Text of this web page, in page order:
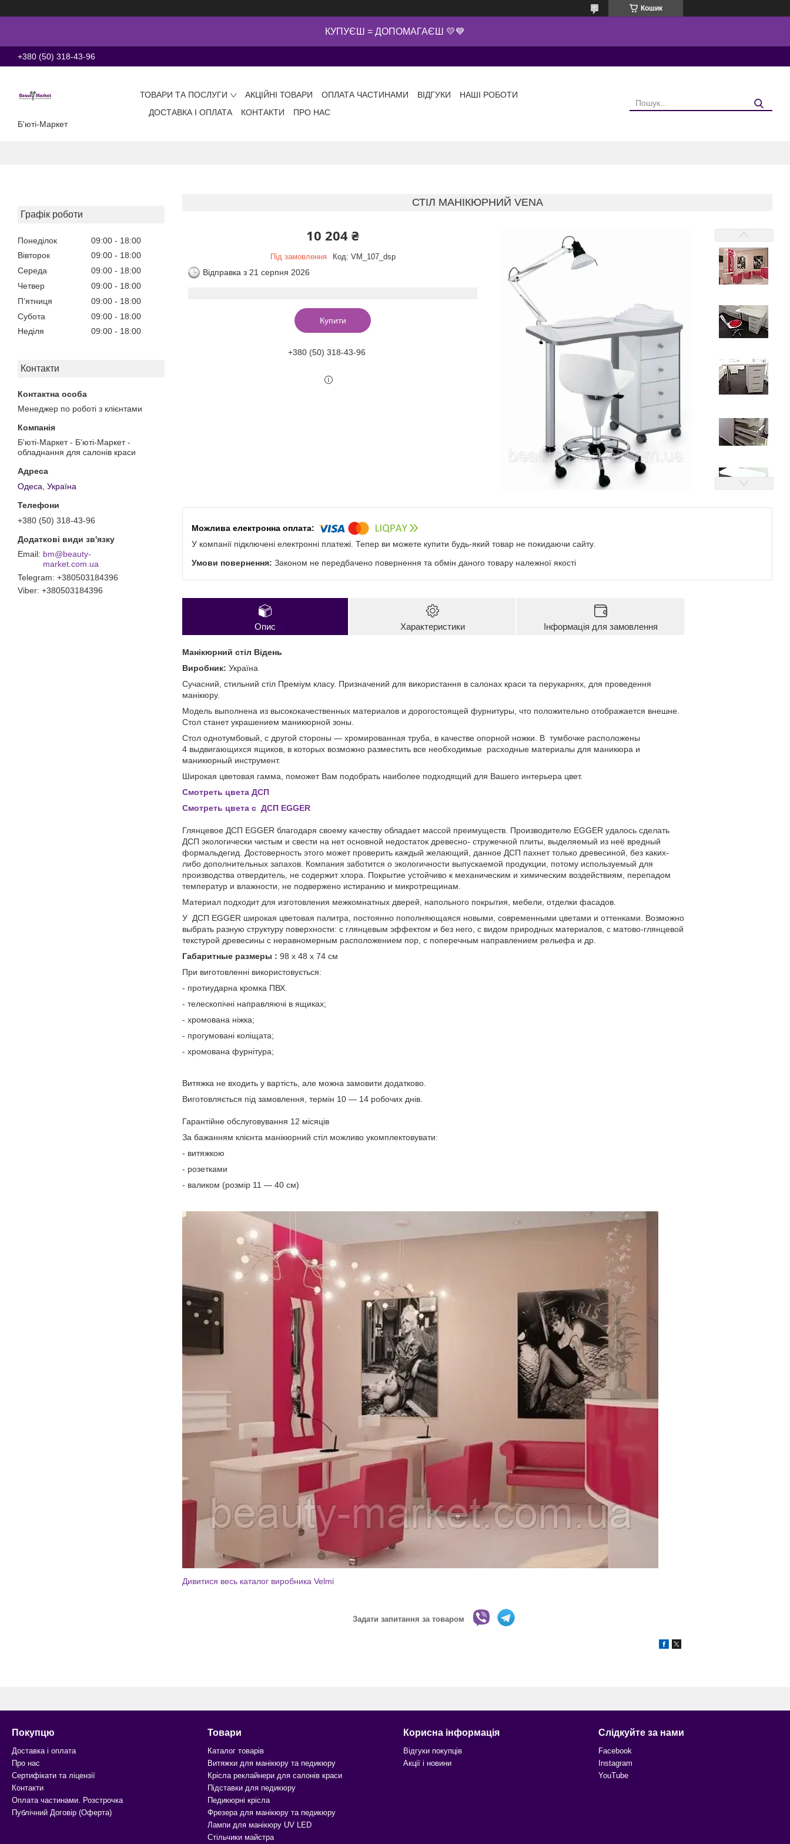
Кошик
КУПУЄШ = ДОПОМАГАЄШ 💛💙
+380 (50) 318-43-96
Б'юті-Маркет
ТОВАРИ ТА ПОСЛУГИ АКЦІЙНІ ТОВАРИ ОПЛАТА ЧАСТИНАМИ ВІДГУКИ
НАШІ РОБОТИ
ДОСТАВКА І ОПЛАТА
КОНТАКТИ ПРО НАС
Графік роботи
Понеділок 09:00
18:00
Вівторок
09:00
18:00
Середа
09:00
18:00
Четвер
09:00
18:00
Пʼятниця
09:00
18:00
Субота
09:00
18:00
Неділя
09:00 18:00
Контакти
Менеджер по роботі з клієнтами
Б'юті-Маркет - Б'юті-Маркет -
обладнання для салонів краси
Одеса, Україна
+380 (50) 318-43-96
bm@beauty-
market.com.ua
Telegram +380503184396
Viber +380503184396
СТІЛ МАНІКЮРНИЙ VENA
10 204 ₴
Під замовлення Код: VM_107_dsp
Відправка з 21 серпня 2026
Купити
+380 (50) 318-43-96
У компанії підключені електронні платежі. Тепер ви можете купити будь-який товар не покидаючи сайту.
Законом не передбачено повернення та обмін даного товару належної якості
Опис Характеристики Інформація для замовлення
Манікюрний стіл Відень
Виробник: Україна
Сучасний, стильний стіл Преміум класу. Призначений для використання в салонах краси та перукарнях, для проведення
манікюру.
Модель выполнена из высококачественных материалов и дорогостоящей фурнитуры, что положительно отображается внешне.
Стол станет украшением маникюрной зоны.
Стол однотумбовый, с другой стороны ― хромированная труба, в качестве опорной ножки. В тумбочке расположены
4 выдвигающихся ящиков, в которых возможно разместить все необходимые расходные материалы для маникюра и
маникюрный инструмент.
Широкая цветовая гамма, поможет Вам подобрать наиболее подходящий для Вашего интерьера цвет.
Смотреть цвета ДСП
Смотреть цвета с ДСП EGGER
Глянцевое ДСП EGGER благодаря своему качеству обладает массой преимуществ. Производителю EGGER удалось сделать
ДСП экологически чистым и свести на нет основной недостаток древесно- стружечной плиты, выделяемый из неё вредный
формальдегид. Достоверность этого может проверить каждый желающий, данное ДСП пахнет только древесиной, без каких-
либо дополнительных запахов. Компания заботится о экологичности выпускаемой продукции, потому используемый для
производства отвердитель, не содержит хлора. Покрытие устойчиво к механическим и химическим воздействиям, перепадом
температур и влажности, не подвержено истиранию и микротрещинам.
Материал подходит для изготовления межкомнатных дверей, напольного покрытия, мебели, отделки фасадов.
У ДСП EGGER широкая цветовая палитра, постоянно пополняющаяся новыми, современными цветами и оттенками. Возможно
выбрать разную структуру поверхности: с глянцевым эффектом и без него, с видом природных материалов, с матово-глянцевой
текстурой древесины с неравномерным расположением пор, с поперечным направлением рельефа и др.
Габаритные размеры : 98 x 48 x 74 cм
При виготовленні використовується:
- протиударна кромка ПВХ.
- телескопічні направляючі в ящиках;
- хромована ніжка;
- прогумовані коліщата;
- хромована фурнітура;
Витяжка не входить у вартість, але можна замовити додатково.
Виготовляється під замовлення, термін 10 ― 14 робочих днів.
Гарантійне обслуговування 12 місяців
За бажанням клієнта манікюрний стіл можливо укомплектовувати:
- витяжкою
- розетками
- валиком (розмір 11 ― 40 см)
Дивитися весь каталог виробника Velmi
Задати запитання за товаром
Покупцю
Доставка і оплата
Про нас
Сертифікати та ліцензії
Контакти
Оплата частинами. Розстрочка
Публічний Договір (Оферта)
Товари
Каталог товарів
Витяжки для манікюру та педикюру
Крісла реклайнери для салонів краси
Підставки для педикюру
Педикюрні крісла
Фрезера для манікюру та педикюру
Лампи для манікюру UV LED
Стільчики майстра
Корисна інформація
Відгуки покупців
Акції і новини
Слідкуйте за нами
Facebook
Instagram
YouTube